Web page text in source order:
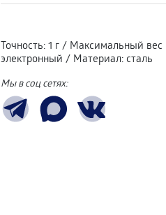
Точность: 1 г / Максимальный вес
электронный / Материал: сталь
Мы в соц сетях: